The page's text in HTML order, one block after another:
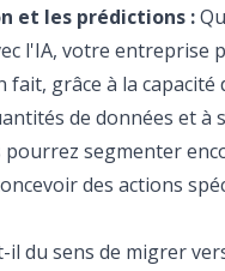
et les prédictions :
l'IA, votre entreprise
fait, grâce à la
de données et à
pourrez segmenter
des actions
il du sens de migrer